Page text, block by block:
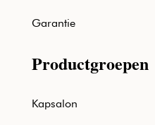
Garantie
Productgroepen
Kapsalon